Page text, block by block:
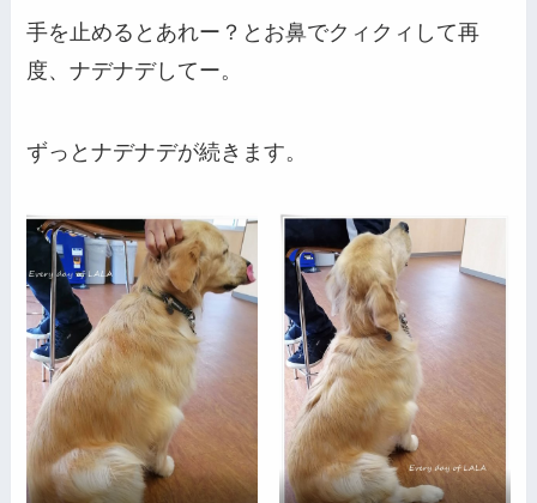
手を止めるとあれー？とお鼻でクィクィして再
度、ナデナデしてー。
ずっとナデナデが続きます。